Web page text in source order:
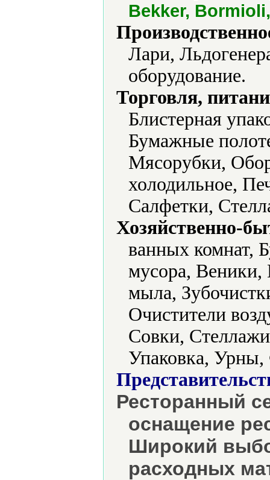
Bekker,
Лари,
оборудование.
Торговля,
Блистерная
Бумажные
Мясорубки,
холодильное,
Салфетки,
Хозяйственно-
ванных комнат,
мусора, Веники,
мыла,
Очистители
Совки, Стеллажи
Упаковка,
Ресторанный
оснащение
Широкий
расходных